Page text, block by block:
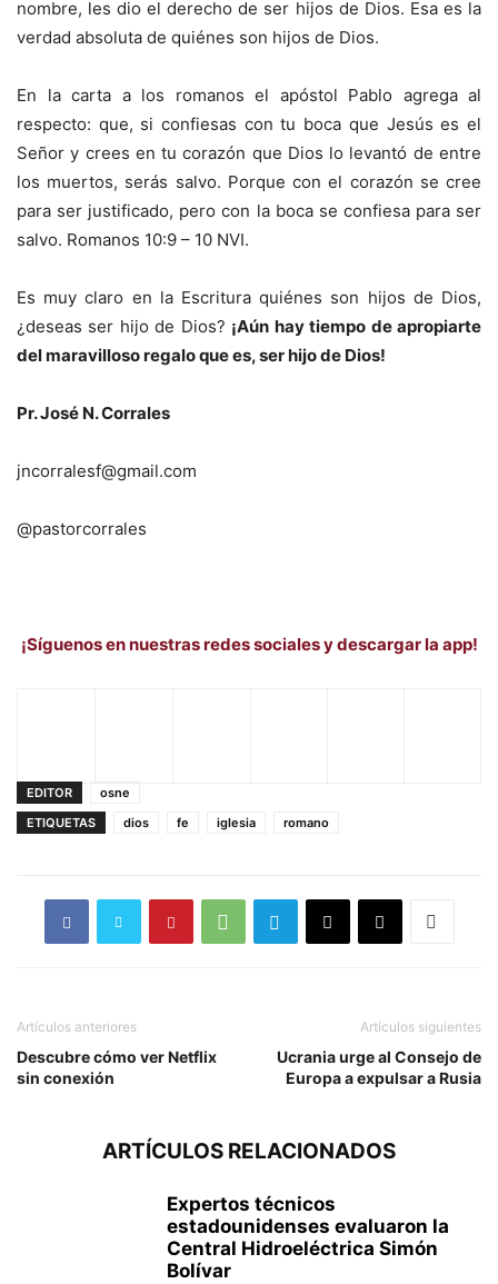
nombre, les dio el derecho de ser hijos de Dios. Esa es la
verdad absoluta de quiénes son hijos de Dios.
En la carta a los romanos el apóstol Pablo agrega al
respecto: que, si confiesas con tu boca que Jesús es el
Señor y crees en tu corazón que Dios lo levantó de entre
los muertos, serás salvo. Porque con el corazón se cree
para ser justificado, pero con la boca se confiesa para ser
salvo. Romanos 10:9 – 10 NVI.
Es muy claro en la Escritura quiénes son hijos de Dios,
¿deseas ser hijo de Dios? ¡Aún hay tiempo de apropiarte
del maravilloso regalo que es, ser hijo de Dios!
Pr. José N. Corrales
jncorralesf@gmail.com
@pastorcorrales
¡Síguenos en nuestras redes sociales y descargar la app!
EDITOR
osne
ETIQUETAS
dios fe iglesia romano
Artículos anteriores
Descubre cómo ver Netflix
sin conexión
Artículos siguientes
Ucrania urge al Consejo de
Europa a expulsar a Rusia
ARTÍCULOS RELACIONADOS
Expertos técnicos
estadounidenses evaluaron la
Central Hidroeléctrica Simón
Bolívar